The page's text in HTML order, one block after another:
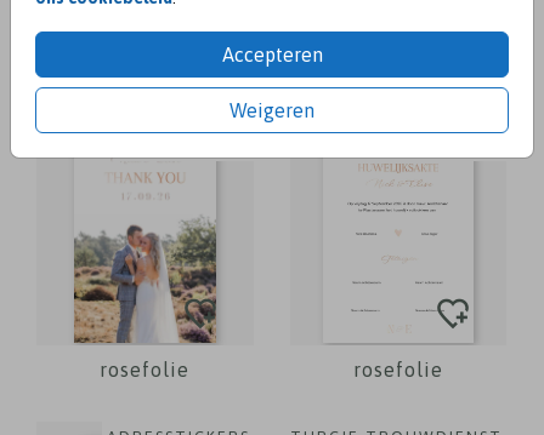
Accepteren
Weigeren
kalkpapier
rosefolie rosefolie